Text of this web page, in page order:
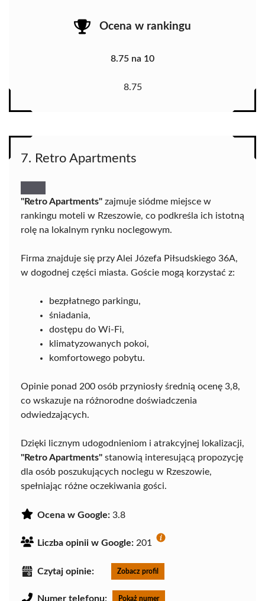
Ocena w rankingu
8.75 na 10
8.75
7. Retro Apartments
"Retro Apartments" zajmuje siódme miejsce w
rankingu moteli w Rzeszowie, co podkreśla ich istotną
rolę na lokalnym rynku noclegowym.
Firma znajduje się przy Alei Józefa Piłsudskiego 36A,
w dogodnej części miasta. Goście mogą korzystać z:
bezpłatnego parkingu,
śniadania,
dostępu do Wi-Fi,
klimatyzowanych pokoi,
komfortowego pobytu.
Opinie ponad 200 osób przyniosły średnią ocenę 3,8,
co wskazuje na różnorodne doświadczenia
odwiedzających.
Dzięki licznym udogodnieniom i atrakcyjnej lokalizacji,
"Retro Apartments" stanowią interesującą propozycję
dla osób poszukujących noclegu w Rzeszowie,
spełniając różne oczekiwania gości.
Ocena w Google: 3.8
Liczba opinii w Google: 201
Czytaj opinie: Zobacz profil
Numer telefonu: Pokaż numer